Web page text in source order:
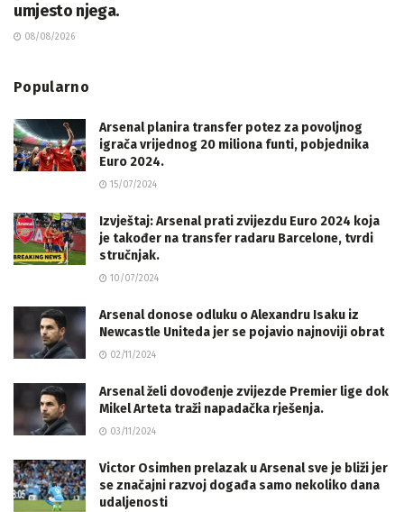
umjesto njega.
08/08/2026
Popularno
Arsenal planira transfer potez za povoljnog
igrača vrijednog 20 miliona funti, pobjednika
Euro 2024.
15/07/2024
Izvještaj: Arsenal prati zvijezdu Euro 2024 koja
je također na transfer radaru Barcelone, tvrdi
stručnjak.
10/07/2024
Arsenal donose odluku o Alexandru Isaku iz
Newcastle Uniteda jer se pojavio najnoviji obrat
02/11/2024
Arsenal želi dovođenje zvijezde Premier lige dok
Mikel Arteta traži napadačka rješenja.
03/11/2024
Victor Osimhen prelazak u Arsenal sve je bliži jer
se značajni razvoj događa samo nekoliko dana
udaljenosti